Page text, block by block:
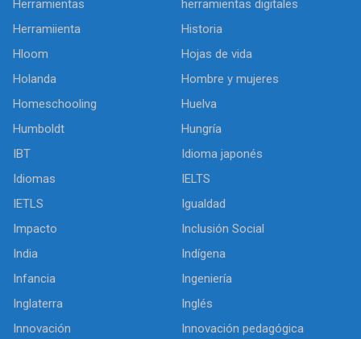
Herramientas
herramientas digitales
Herramiienta
Historia
Hloom
Hojas de vida
Holanda
Hombre y mujeres
Homeschooling
Huelva
Humboldt
Hungría
IBT
Idioma japonés
Idiomas
IELTS
IETLS
Igualdad
Impacto
Inclusión Social
India
Indígena
Infancia
Ingeniería
Inglaterra
Inglés
Innovación
Innovación pedagógica